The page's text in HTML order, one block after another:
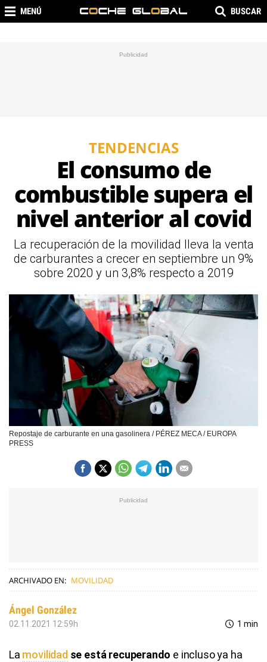
MENÚ BUSCAR
TENDENCIAS
El consumo de
combustible supera el
nivel anterior al covid
La recuperación de la movilidad lleva la venta
de carburantes a crecer en septiembre un 9%
sobre 2020 y un 3,8% respecto a 2019
Repostaje de carburante en una gasolinera / PÉREZ MECA / EUROPA
PRESS
ARCHIVADO EN: MOVILIDAD
Ángel González
02.11.2021 12:59h 1 min
La movilidadse está recuperando e incluso ya ha